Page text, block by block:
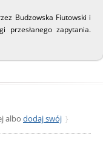
Budzowska Fiutowski i
przesłanego zapytania.
albo dodaj swój }